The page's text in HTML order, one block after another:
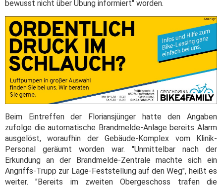
bewusst nicht über Übung informiert" worden.
Beim Eintreffen der Floriansjünger hatte den Angaben
zufolge die automatische Brandmelde-Anlage bereits Alarm
ausgelöst, woraufhin der Gebäude-Komplex vom Klinik-
Personal geräumt worden war. "Unmittelbar nach der
Erkundung an der Brandmelde-Zentrale machte sich ein
Angriffs-Trupp zur Lage-Feststellung auf den Weg", heißt es
weiter. "Bereits im zweiten Obergeschoss trafen die